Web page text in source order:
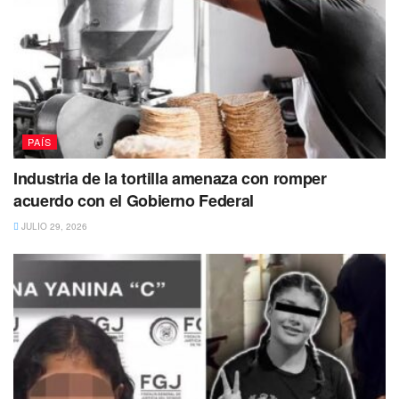
Mapa colaborativo: La tecnología al rescate
Frente a laparálisis de los servicios tradicionales, la
ciudadanía meridanarecurrió a la organización digital.
través de redes sociales se viralizó unmapa colaborativo
en tiempo real, donde los propios usuariosreportan las
PAÍS
Industria de la tortilla amenaza con romper
acuerdo con el Gobierno Federal
JULIO 29, 2026